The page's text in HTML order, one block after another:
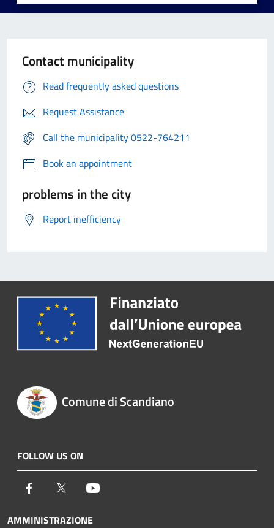
Contact municipality
Read frequently asked questions
Request Assistance
Call the municipality 0522-764211
Book an appointment
problems in the city
Report inefficiency
Comune di Scandiano
FOLLOW US ON
Facebook Twitter
AMMINISTRAZIONE